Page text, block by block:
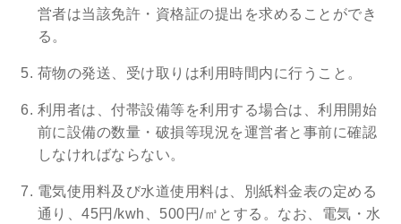
営者は当該免許・資格証の提出を求めることができ
る。
荷物の発送、受け取りは利用時間内に行うこと。
利用者は、付帯設備等を利用する場合は、利用開始
前に設備の数量・破損等現況を運営者と事前に確認
しなければならない。
電気使用料及び水道使用料は、別紙料金表の定める
通り、45円/kwh、500円/㎥とする。なお、電気・水